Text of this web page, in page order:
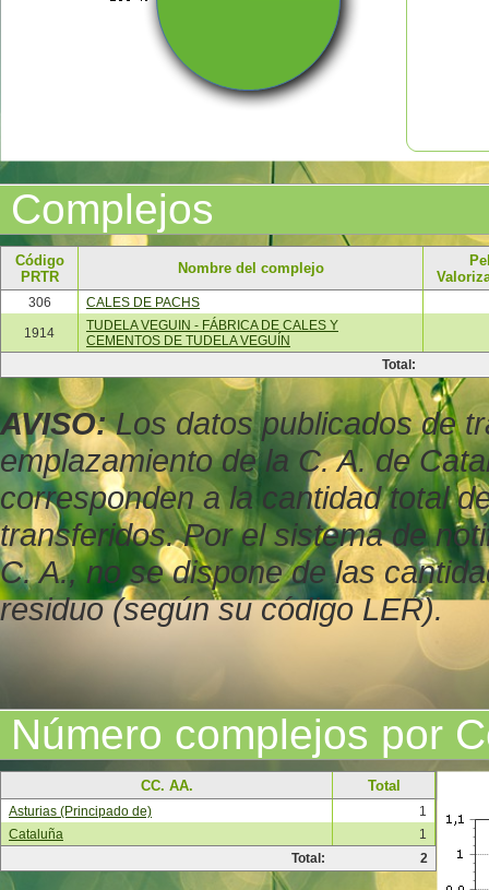
Complejos
Código
PRTR
Nombre del complejo
Total:
306
CALES DE PACHS
1914
TUDELA VEGUIN - FÁBRICA DE CALES Y
CEMENTOS DE TUDELA VEGUÍN
AVISO:Los datos publicados de
emplazamiento de la C. A. de
corresponden a la cantidad total
transferidos. Por el sistema de
C. A., no se dispone de las
residuo (según su código LER).
Número complejos por
CC. AA. Total
Total: 2
Asturias (Principado de)
1
Cataluña
1